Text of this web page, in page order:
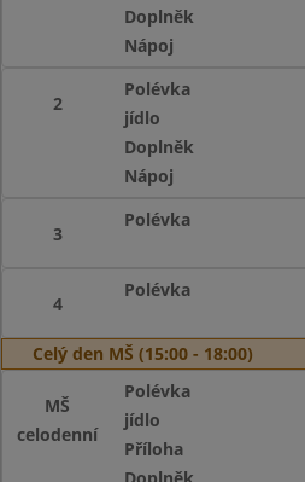
Doplněk
Nápoj
2
Polévka
jídlo
Doplněk
Nápoj
3
Polévka
4
Polévka
Celý den MŠ (15:00 - 18:00)
MŠ
celodenní
Polévka
jídlo
Příloha